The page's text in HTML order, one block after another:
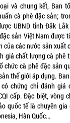
Lắk gặp
Hồ Chí
cốt liệt sĩ
Hòa
trong
khai quy
và Môi
khảo sát
và chung kết, Ban
cà phê đặc sản;
UBND tỉnh Đắk
sản Việt Nam được
của các nước sản xuất
giá chất lượng cà phê
chức cà phê đặc sản
thế giới áp dụng.
chứng chỉ đánh giá
cấp. Đặc biệt, vòng
quốc tế là chuyên
Hàn Quốc...